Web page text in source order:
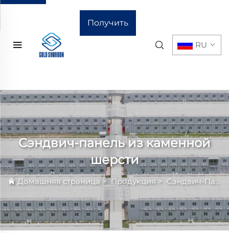
Получить
RU
Сэндвич-панель из каменной
шерсти
Домашняя страница>Продукция> Сэндвич-Панель